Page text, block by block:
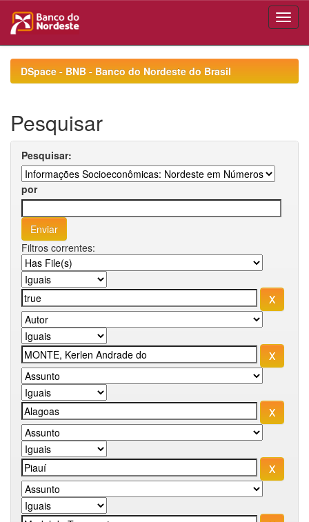
navigationDSpace - BNB - Banco do Nordeste do Brasil
Pesquisar
Pesquisar:
por
Filtros correntes: